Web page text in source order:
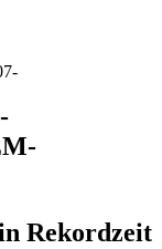
Rekordzeit